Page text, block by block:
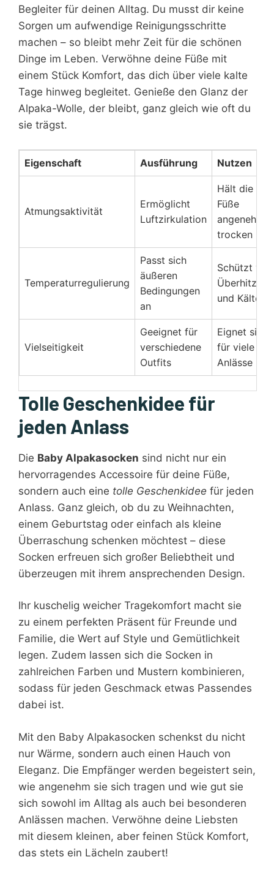
Begleiter für deinen Alltag. Du musst dir keine
Sorgen um aufwendige Reinigungsschritte
machen – so bleibt mehr Zeit für die schönen
Dinge im Leben. Verwöhne deine Füße mit
einem Stück Komfort, das dich über viele kalte
Tage hinweg begleitet. Genieße den Glanz der
Alpaka-Wolle, der bleibt, ganz gleich wie oft du
sie trägst.
Eigenschaft Ausführung Nutzen
Atmungsaktivität
Ermöglicht
Luftzirkulation
Hält die
Füße
angenehm
trocken
Temperaturregulierung
Passt sich
äußeren
Bedingungen
an
Schützt vor
Überhitzung
und Kälte
Vielseitigkeit
Geeignet für
verschiedene
Outfits
Eignet sich
für viele
Anlässe
Tolle Geschenkidee für
jeden Anlass
Die Baby Alpakasocken sind nicht nur ein
hervorragendes Accessoire für deine Füße,
sondern auch eine tolle Geschenkidee für jeden
Anlass. Ganz gleich, ob du zu Weihnachten,
einem Geburtstag oder einfach als kleine
Überraschung schenken möchtest – diese
Socken erfreuen sich großer Beliebtheit und
überzeugen mit ihrem ansprechenden Design.
Ihr kuschelig weicher Tragekomfort macht sie
zu einem perfekten Präsent für Freunde und
Familie, die Wert auf Style und Gemütlichkeit
legen. Zudem lassen sich die Socken in
zahlreichen Farben und Mustern kombinieren,
sodass für jeden Geschmack etwas Passendes
dabei ist.
Mit den Baby Alpakasocken schenkst du nicht
nur Wärme, sondern auch einen Hauch von
Eleganz. Die Empfänger werden begeistert sein,
wie angenehm sie sich tragen und wie gut sie
sich sowohl im Alltag als auch bei besonderen
Anlässen machen. Verwöhne deine Liebsten
mit diesem kleinen, aber feinen Stück Komfort,
das stets ein Lächeln zaubert!